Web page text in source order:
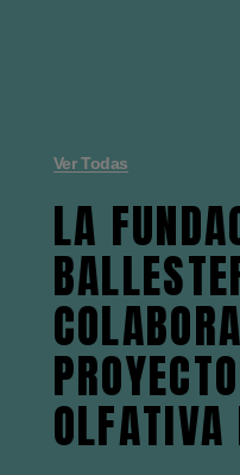
Ver Todas
LA
OLFATIVA